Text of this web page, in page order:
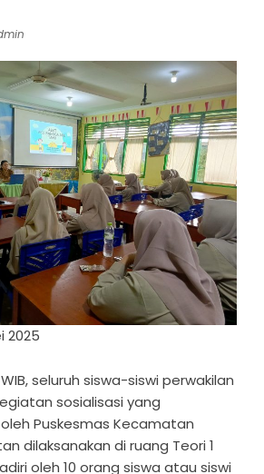
2025
seluruh siswa-siswi perwakilan
sosialisasi yang
Puskesmas Kecamatan
dilaksanakan di ruang Teori 1
oleh 10 orang siswa atau siswi